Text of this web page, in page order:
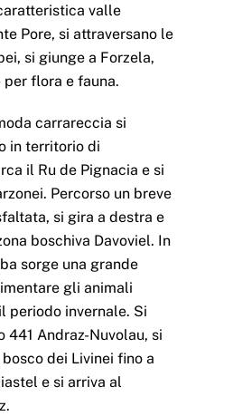
valle
Pore, si attraversano le
si giunge a Forzela,
flora e fauna.
carrareccia si
in territorio di
il Ru de Pignacia e si
Percorso un breve
si gira a destra e
boschiva Davoviel. In
sorge una grande
gli animali
periodo invernale. Si
441 Andraz-Nuvolau, si
dei Livinei fino a
e si arriva al